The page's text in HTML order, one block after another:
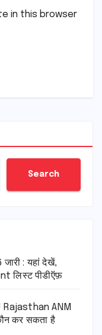
in this browser
Search
: यहां देखें,
लिस्ट पीडीऍफ़
Rajasthan ANM
कर सकता है